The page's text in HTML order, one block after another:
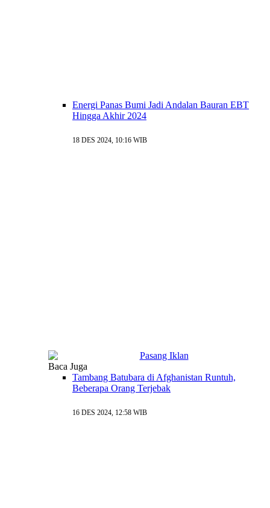
Energi Panas Bumi Jadi Andalan Bauran EBT
Hingga Akhir 2024
18 DES 2024, 10:16 WIB
Baca Juga
Tambang Batubara di Afghanistan Runtuh,
Beberapa Orang Terjebak
16 DES 2024, 12:58 WIB